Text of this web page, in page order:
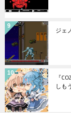
ジェ
『
しも